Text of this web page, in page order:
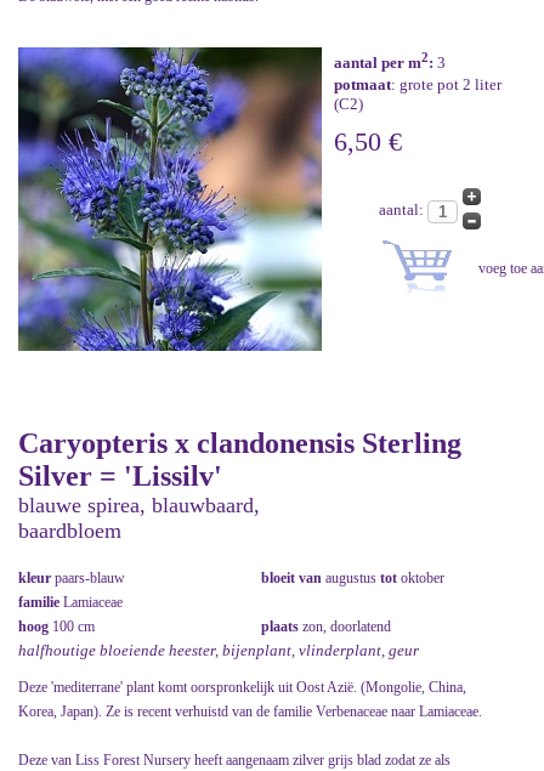
aantal per m2: 3
potmaat: grote pot 2 liter
(C2)
6,50 €
aantal:
Caryopteris x clandonensis Sterling
Silver = 'Lissilv'
blauwe spirea, blauwbaard,
baardbloem
kleur paars-blauw bloeit van augustus tot oktober
familie Lamiaceae
hoog 100 cm plaats zon, doorlatend
halfhoutige bloeiende heester, bijenplant, vlinderplant, geur
Deze 'mediterrane' plant komt oorspronkelijk uit Oost Azië. (Mongolie, China,
Korea, Japan). Ze is recent verhuistd van de familie Verbenaceae naar Lamiaceae.
Deze van Liss Forest Nursery heeft aangenaam zilver grijs blad zodat ze als